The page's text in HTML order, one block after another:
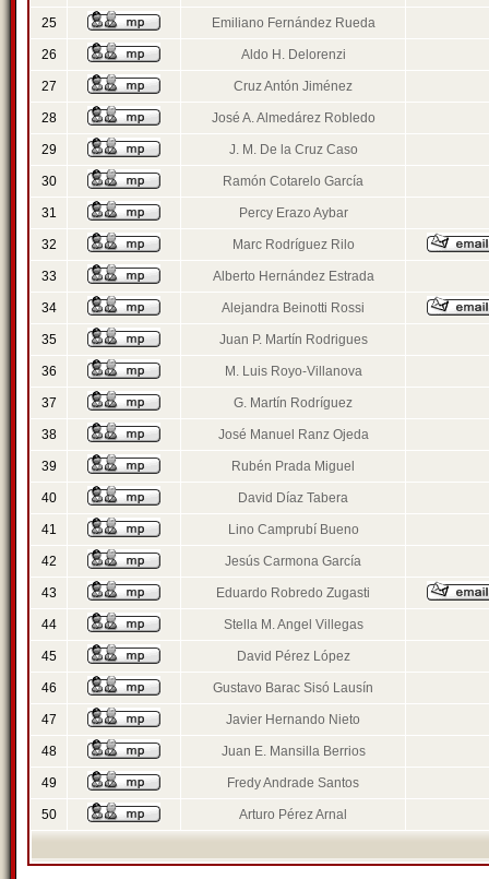
25 Emiliano Fernández Rueda
26 Aldo H. Delorenzi
27 Cruz Antón Jiménez
28 José A. Almedárez Robledo
29 J. M. De la Cruz Caso
30 Ramón Cotarelo García
31 Percy Erazo Aybar
32 Marc Rodríguez Rilo
33 Alberto Hernández Estrada
34 Alejandra Beinotti Rossi
35 Juan P. Martín Rodrigues
36 M. Luis Royo-Villanova
37 G. Martín Rodríguez
38 José Manuel Ranz Ojeda
39 Rubén Prada Miguel
40 David Díaz Tabera
41 Lino Camprubí Bueno
42 Jesús Carmona García
43 Eduardo Robredo Zugasti
44 Stella M. Angel Villegas
45 David Pérez López
46 Gustavo Barac Sisó Lausín
47 Javier Hernando Nieto
48 Juan E. Mansilla Berrios
49 Fredy Andrade Santos
50 Arturo Pérez Arnal